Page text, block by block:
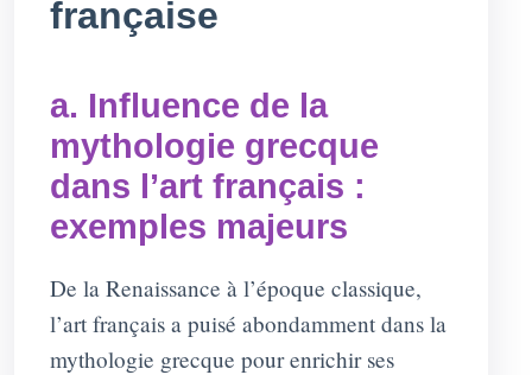
française
a. Influence de la
mythologie grecque
dans l’art français :
exemples majeurs
De la Renaissance à l’époque classique,
l’art français a puisé abondamment dans la
mythologie grecque pour enrichir ses